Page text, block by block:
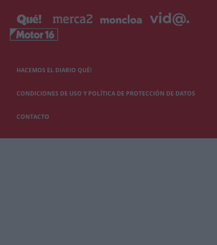
HACEMOS EL DIARIO QUÉ!
CONDICIONES DE USO Y POLÍTICA DE PROTECCIÓN DE DATOS
CONTACTO